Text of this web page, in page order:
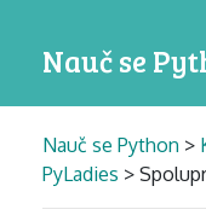
Nauč se
Nauč se Python >
PyLadies >